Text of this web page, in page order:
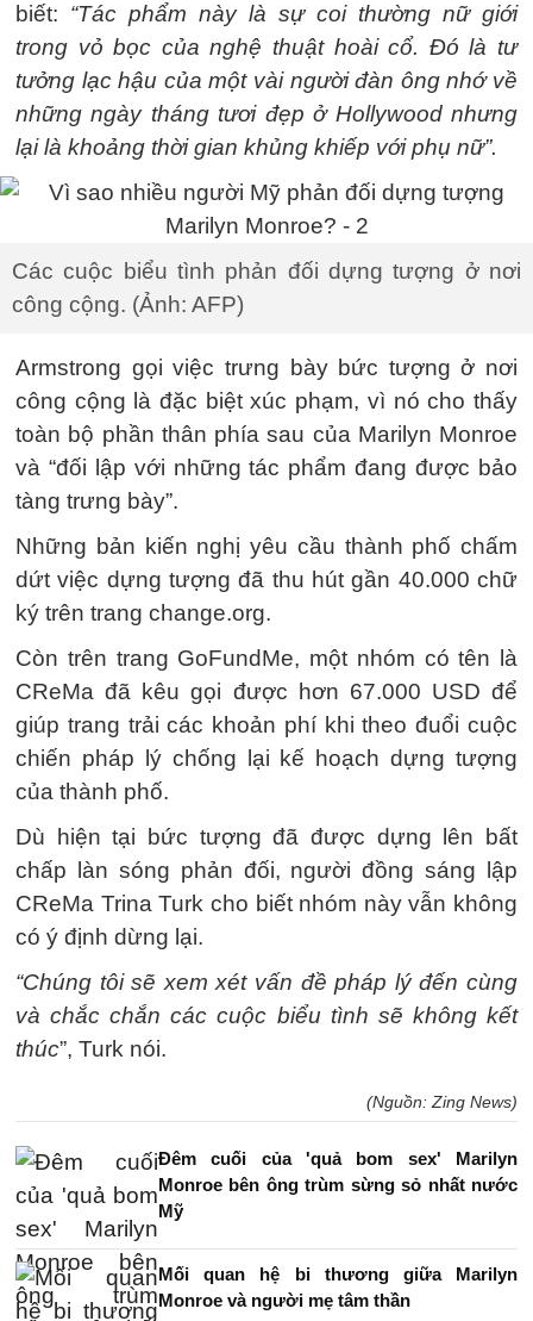
biết: “Tác phẩm này là sự coi thường nữ giới
trong vỏ bọc của nghệ thuật hoài cổ. Đó là tư
tưởng lạc hậu của một vài người đàn ông nhớ về
những ngày tháng tươi đẹp ở Hollywood nhưng
lại là khoảng thời gian khủng khiếp với phụ nữ”.
Các cuộc biểu tình phản đối dựng tượng ở nơi
công cộng. (Ảnh: AFP)
Armstrong gọi việc trưng bày bức tượng ở nơi
công cộng là đặc biệt xúc phạm, vì nó cho thấy
toàn bộ phần thân phía sau của Marilyn Monroe
và “đối lập với những tác phẩm đang được bảo
tàng trưng bày”.
Những bản kiến nghị yêu cầu thành phố chấm
dứt việc dựng tượng đã thu hút gần 40.000 chữ
ký trên trang change.org.
Còn trên trang GoFundMe, một nhóm có tên là
CReMa đã kêu gọi được hơn 67.000 USD để
giúp trang trải các khoản phí khi theo đuổi cuộc
chiến pháp lý chống lại kế hoạch dựng tượng
của thành phố.
Dù hiện tại bức tượng đã được dựng lên bất
chấp làn sóng phản đối, người đồng sáng lập
CReMa Trina Turk cho biết nhóm này vẫn không
có ý định dừng lại.
“Chúng tôi sẽ xem xét vấn đề pháp lý đến cùng
và chắc chắn các cuộc biểu tình sẽ không kết
thúc”, Turk nói.
(Nguồn: Zing News)
Đêm cuối của 'quả bom sex' Marilyn
Monroe bên ông trùm sừng sỏ nhất nước
Mỹ
Mối quan hệ bi thương giữa Marilyn
Monroe và người mẹ tâm thần